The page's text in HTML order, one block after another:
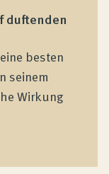
duftenden
besten
seinem
Wirkung